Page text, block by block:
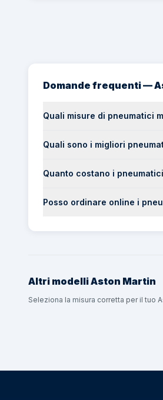
Domande frequenti —
Quali misure di pneumatici
Quali sono i migliori
Quanto costano i
Posso ordinare online i
Altri modelliAston Martin
Seleziona la misura corretta per il tuo